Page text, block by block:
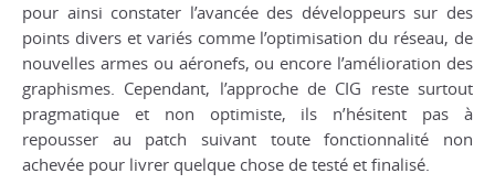
pour ainsi constater l’avancée des développeurs sur des
points divers et variés comme l’optimisation du réseau, de
nouvelles armes ou aéronefs, ou encore l’amélioration des
graphismes. Cependant, l’approche de CIG reste surtout
pragmatique et non optimiste, ils n’hésitent pas à
repousser au patch suivant toute fonctionnalité non
achevée pour livrer quelque chose de testé et finalisé.